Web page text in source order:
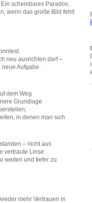
scheinbares Paradox,
wenn das große Bild fehlt
neu ausrichten darf –
neue Aufgabe.
dem Weg
Grundlage
in denen man sich
– nicht aus
vertraute Linse
weiten und tiefer zu
mehr Vertrauen in